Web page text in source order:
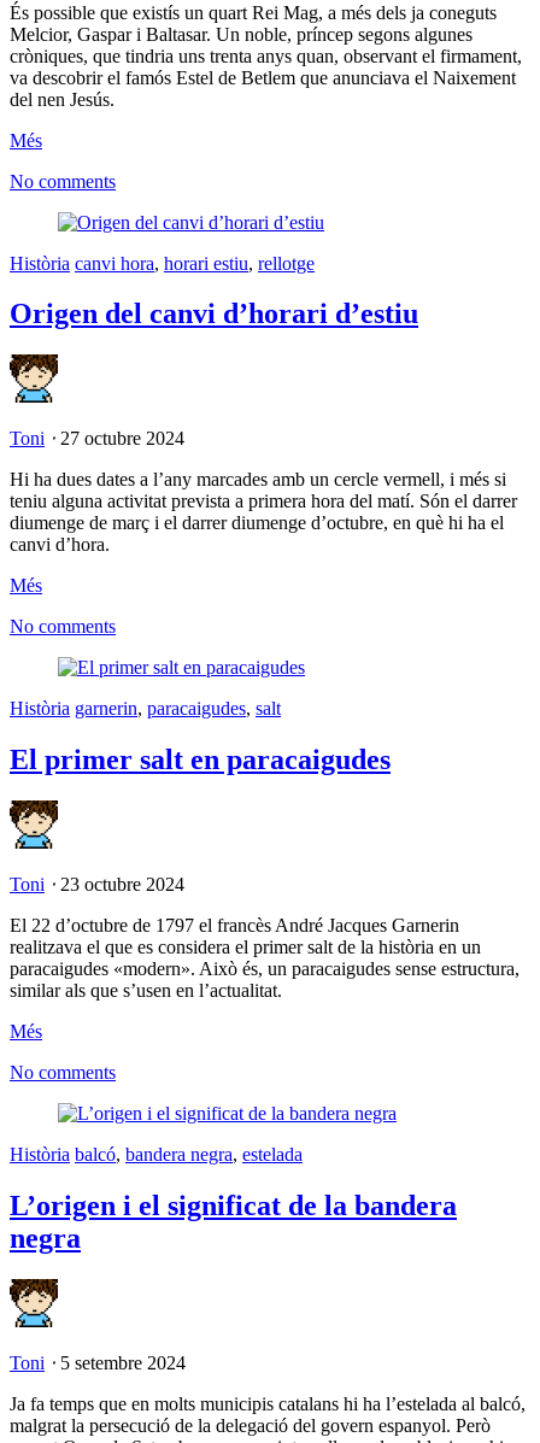
És possible que existís un quart Rei Mag, a més dels ja coneguts
Melcior, Gaspar i Baltasar. Un noble, príncep segons algunes
cròniques, que tindria uns trenta anys quan, observant el firmament,
va descobrir el famós Estel de Betlem que anunciava el Naixement
del nen Jesús.
Més
No comments
Història canvi hora, horari estiu, rellotge
Origen del canvi d’horari d’estiu
Toni ⋅ 27 octubre 2024
Hi ha dues dates a l’any marcades amb un cercle vermell, i més si
teniu alguna activitat prevista a primera hora del matí. Són el darrer
diumenge de març i el darrer diumenge d’octubre, en què hi ha el
canvi d’hora.
Més
No comments
Història garnerin, paracaigudes, salt
El primer salt en paracaigudes
Toni ⋅ 23 octubre 2024
El 22 d’octubre de 1797 el francès André Jacques Garnerin
realitzava el que es considera el primer salt de la història en un
paracaigudes «modern». Això és, un paracaigudes sense estructura,
similar als que s’usen en l’actualitat.
Més
No comments
Història balcó, bandera negra, estelada
L’origen i el significat de la bandera
negra
Toni ⋅ 5 setembre 2024
Ja fa temps que en molts municipis catalans hi ha l’estelada al balcó,
malgrat la persecució de la delegació del govern espanyol. Però